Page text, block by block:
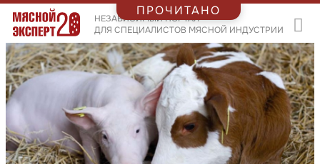
НЕЗАВИСИМЫЙ ПОРТАЛ
ДЛЯ СПЕЦИАЛИСТОВ МЯСНОЙ ИНДУСТРИИ
ПРОЧИТАНО